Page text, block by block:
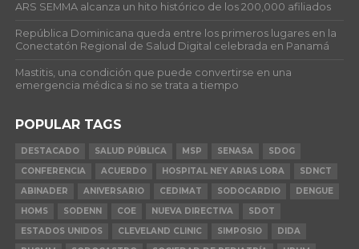
ARS SEMMA alcanza un hito histórico de los 200,000 afiliados
República Dominicana queda entre los primeros lugares en la
Conectatón Regional de Salud Digital celebrada en Panamá
Mastitis, una condición que puede convertirse en una
emergencia médica si no se trata a tiempo
POPULAR TAGS
DESTACADO SALUD PÚBLICA MSP SENASA
SDOG
CONFERENCIA
ACUERDO HOSPITAL NEY ARIAS LORA
SDNCT
ABINADER
ANIVERSARIO CEDIMAT SODOCARDIO
DENGUE
HOMS
SODENN COE NUEVA DIRECTIVA
SDOT
ESTADOS UNIDOS
CLEVELAND CLINIC SIMPOSIO
DIDA